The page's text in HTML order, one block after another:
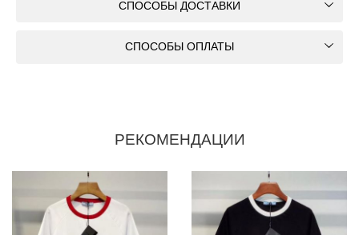
СПОСОБЫ ДОСТАВКИ
СПОСОБЫ ОПЛАТЫ
РЕКОМЕНДАЦИИ